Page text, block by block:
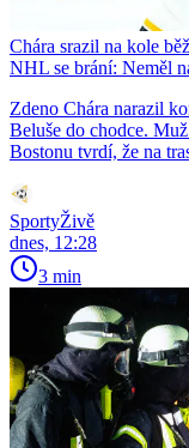
Chára srazil na kole
NHL se brání: Neměl
Zdeno Chára narazil
Beluše do chodce.
Bostonu tvrdí, že na
SportyŽivě
dnes, 12:28
3 min